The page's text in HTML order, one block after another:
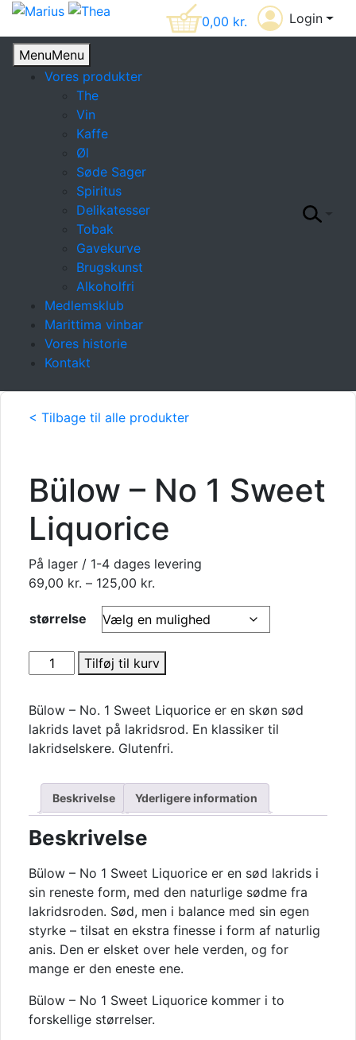
0,00 kr. Login
MenuMenu
Vores produkter
The
Vin
Kaffe
Øl
Søde Sager
Spiritus
Delikatesser
Tobak
Gavekurve
Brugskunst
Alkoholfri
Medlemsklub
Marittima vinbar
Vores historie
Kontakt
< Tilbage til alle produkter
Bülow – No 1 Sweet
Liquorice
På lager / 1-4 dages levering
69,00 kr. – 125,00 kr.
til
størrelse
Bülow
-
1
Sweet
Liquorice
Tilføj til kurv
Bülow – No. 1 Sweet Liquorice er en skøn sød
lakrids lavet på lakridsrod. En klassiker til
lakridselskere. Glutenfri.
Beskrivelse Yderligere information
Beskrivelse
Bülow – No 1 Sweet Liquorice er en sød lakrids i
sin reneste form, med den naturlige sødme fra
lakridsroden. Sød, men i balance med sin egen
styrke – tilsat en ekstra finesse i form af naturlig
anis. Den er elsket over hele verden, og for
mange er den eneste ene.
Bülow – No 1 Sweet Liquorice kommer i to
forskellige størrelser.